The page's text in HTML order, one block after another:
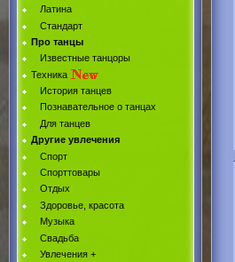
Латина
Стандарт
Про танцы
Известные танцоры
Техника
История танцев
Познавательное о танцах
Для танцев
Другие увлечения
Спорт
Спорттовары
Отдых
Здоровье, красота
Музыка
Свадьба
Увлечения +